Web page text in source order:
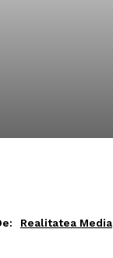
Realitatea Media